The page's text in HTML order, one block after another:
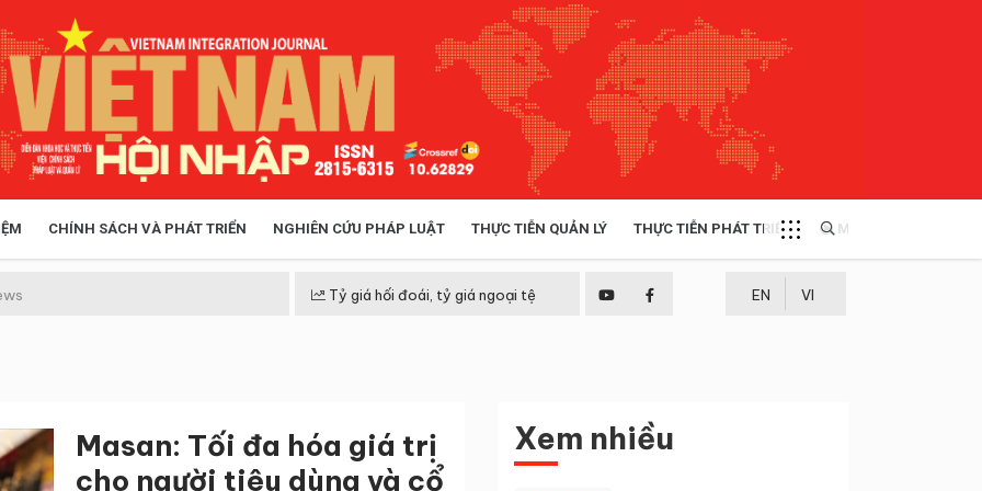
CHÍNH SÁCH VÀ PHÁT TRIỂN NGHIÊN CỨU PHÁP LUẬT THỰC TIỄN QUẢN LÝ THỰC TIỄN PHÁT TRIỂN MULTIMEDIA
Tỷ giá hối đoái, tỷ giá ngoại tệ EN VI
Masan: Tối đa hóa giá trị
cho người tiêu dùng và cổ
Xem nhiều